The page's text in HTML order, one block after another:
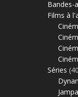
Bandes-
Films à
Séries